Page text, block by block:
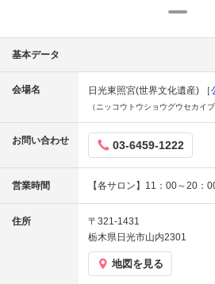
基本データ
会場名 日光東照宮(世界文化遺産) ［
（ニッコウトウショウグウセカイ
お問い合わせ 03-6459-1222
営業時間 【各サロン】11：00～20：
住所
〒321-1431
栃木県日光市山内2301
地図を見る